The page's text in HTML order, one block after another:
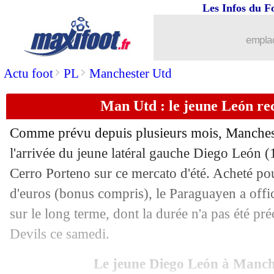
Actu foot> PL > Manchester Utd
Les Infos du
Man Utd : le jeune León
Comme prévu depuis plusieurs mois,
l'arrivée du jeune latéral gauche Diego León
Cerro Porteno sur ce mercato d'été. Acheté
d'euros (bonus compris), le Paraguayen a
sur le long terme, dont la durée n'a pas été
Devils ce samedi.
Le jeune Diego León à
Chelsea : Gittens débarque pour
05/07 CdM Clubs: Paris SG-Bayern, les
05/07 Bayern: Nico Williams, Hoeness
05/07 Benfica: Renato Sanches retourne
05/07 Arsenal : Madueke, les discussions
05/07 Chelsea: Estevao, Maresca a adoré
: la piste Rashford prend du